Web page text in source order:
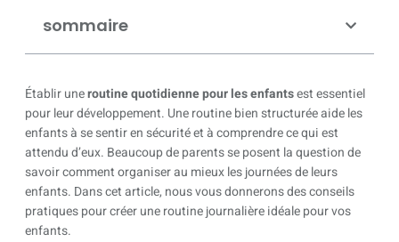
sommaire
Établir uneroutine quotidienne pour les enfantsest essentiel
pour leur développement. Une routine bien structurée aide les
enfants à se sentir en sécurité et à comprendre ce qui est
attendu d’eux. Beaucoup de parents se posent la question de
savoir comment organiser au mieux les journées de leurs
enfants. Dans cet article, nous vous donnerons des conseils
pratiques pour créer une routine journalière idéale pour vos
enfants.